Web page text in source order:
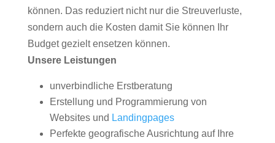
können. Das reduziert nicht nur die Streuverluste,
sondern auch die Kosten damit Sie können Ihr
Budget gezielt ensetzen können.
Unsere Leistungen
unverbindliche Erstberatung
Erstellung und Programmierung von
Websites und Landingpages
Perfekte geografische Ausrichtung auf Ihre